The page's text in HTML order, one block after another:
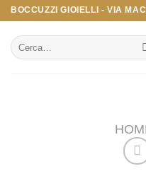
Salta
contenuti
BOCCUZZI GIOIELLI - VIA
Cerca: